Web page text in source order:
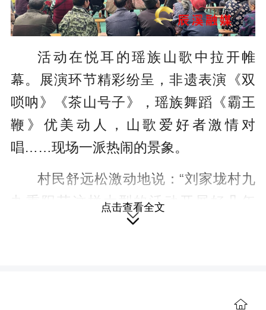
活动在悦耳的瑶族山歌中拉开帷
幕。展演环节精彩纷呈，非遗表演《双
唢呐》《茶山号子》，瑶族舞蹈《霸王
鞭》优美动人，山歌爱好者激情对
唱……现场一派热闹的景象。
村民舒远松激动地说：“刘家垅村九
九重阳节这样大型的活动开展好几年
了，大家感到非常高兴，希望在党和政
点击查看全文
